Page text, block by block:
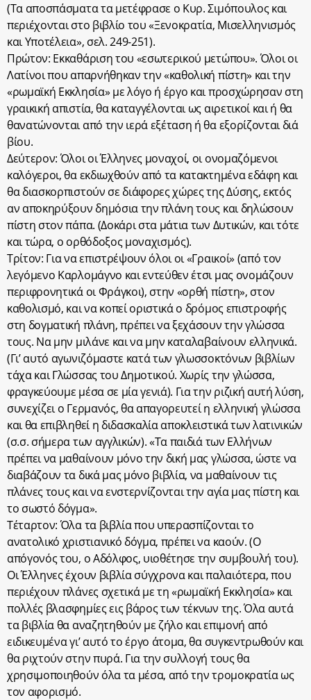
(Τα αποσπάσματα τα μετέφρασε ο Κυρ. Σιμόπουλος και
περιέχονται στο βιβλίο του «Ξενοκρατία, Μισελληνισμός
και Υποτέλεια», σελ. 249-251).
Πρώτον: Εκκαθάριση του «εσωτερικού μετώπου». Όλοι οι
Λατίνοι που απαρνήθηκαν την «καθολική πίστη» και την
«ρωμαϊκή Εκκλησία» με λόγο ή έργο και προσχώρησαν στη
γραικική απιστία, θα καταγγέλονται ως αιρετικοί και ή θα
θανατώνονται από την ιερά εξέταση ή θα εξορίζονται διά
βίου.
Δεύτερον: Όλοι οι Έλληνες μοναχοί, οι ονομαζόμενοι
καλόγεροι, θα εκδιωχθούν από τα κατακτημένα εδάφη και
θα διασκορπιστούν σε διάφορες χώρες της Δύσης, εκτός
αν αποκηρύξουν δημόσια την πλάνη τους και δηλώσουν
πίστη στον πάπα. (Δοκάρι στα μάτια των Δυτικών, και τότε
και τώρα, ο ορθόδοξος μοναχισμός).
Τρίτον: Για να επιστρέψουν όλοι οι «Γραικοί» (από τον
λεγόμενο Καρλομάγνο και εντεύθεν έτσι μας ονομάζουν
περιφρονητικά οι Φράγκοι), στην «ορθή πίστη», στον
καθολισμό, και να κοπεί οριστικά ο δρόμος επιστροφής
στη δογματική πλάνη, πρέπει να ξεχάσουν την γλώσσα
τους. Να μην μιλάνε και να μην καταλαβαίνουν ελληνικά.
(Γι’ αυτό αγωνιζόμαστε κατά των γλωσσοκτόνων βιβλίων
τάχα και Γλώσσας του Δημοτικού. Χωρίς την γλώσσα,
φραγκεύουμε μέσα σε μία γενιά). Για την ριζική αυτή λύση,
συνεχίζει ο Γερμανός, θα απαγορευτεί η ελληνική γλώσσα
και θα επιβληθεί η διδασκαλία αποκλειστικά των λατινικών
(σ.σ. σήμερα των αγγλικών). «Τα παιδιά των Ελλήνων
πρέπει να μαθαίνουν μόνο την δική μας γλώσσα, ώστε να
διαβάζουν τα δικά μας μόνο βιβλία, να μαθαίνουν τις
πλάνες τους και να ενστερνίζονται την αγία μας πίστη και
το σωστό δόγμα».
Τέταρτον: Όλα τα βιβλία που υπερασπίζονται το
ανατολικό χριστιανικό δόγμα, πρέπει να καούν. (Ο
απόγονός του, ο Αδόλφος, υιοθέτησε την συμβουλή του).
Οι Έλληνες έχουν βιβλία σύγχρονα και παλαιότερα, που
περιέχουν πλάνες σχετικά με τη «ρωμαϊκή Εκκλησία» και
πολλές βλασφημίες εις βάρος των τέκνων της. Όλα αυτά
τα βιβλία θα αναζητηθούν με ζήλο και επιμονή από
ειδικευμένα γι’ αυτό το έργο άτομα, θα συγκεντρωθούν και
θα ριχτούν στην πυρά. Για την συλλογή τους θα
χρησιμοποιηθούν όλα τα μέσα, από την τρομοκρατία ως
τον αφορισμό.